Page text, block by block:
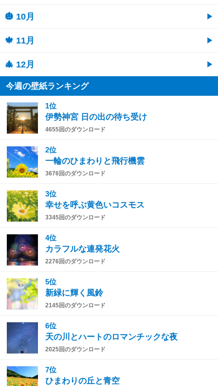
🎃 10月
🍁 11月
🎄 12月
今週の壁紙ランキング
1位
伊勢神宮 日の出の待ち受け
4655回のダウンロード
2位
一輪のひまわりと飛行機雲
3676回のダウンロード
3位
幸せを呼ぶ黄色いコスモス
3345回のダウンロード
4位
カラフルな連発花火
2276回のダウンロード
5位
新緑に輝く風鈴
2145回のダウンロード
6位
天の川とハートのロマンチックな夜
2025回のダウンロード
7位
ひまわりの丘と青空